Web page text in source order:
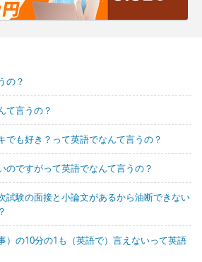
の？
て言うの？
でも好き？って英語でなんて言うの？
のですがって英語でなんて言うの？
試験の面接と小論文があるから油断できない
）の10分の1も（英語で）言えないって英語